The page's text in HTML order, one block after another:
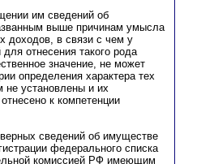
им сведений об
выше причинам умысла
доходов, в связи с чем у
отнесения такого рода
значение, не может
определения характера тех
не установлены и их
к компетенции
сведений об имуществе
федерального списка
комиссией РФ имеющим